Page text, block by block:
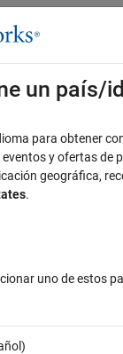
menú de
useful was this
un país/
para obtener
y ofertas de
geográfica,
.
uno de estos